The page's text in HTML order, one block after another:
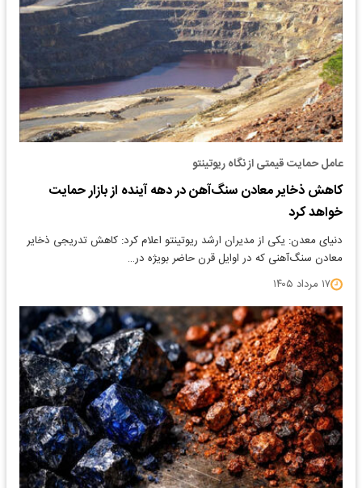
عامل حمایت قیمتی از نگاه ریوتینتو
کاهش ذخایر معادن سنگ‌آهن در دهه آینده از بازار حمایت
خواهد کرد
دنیای معدن: یکی از مدیران ارشد ریوتینتو اعلام کرد: کاهش تدریجی ذخایر
معادن سنگ‌آهنی که در اوایل قرن حاضر بویژه در…
۱۷ مرداد ۱۴۰۵